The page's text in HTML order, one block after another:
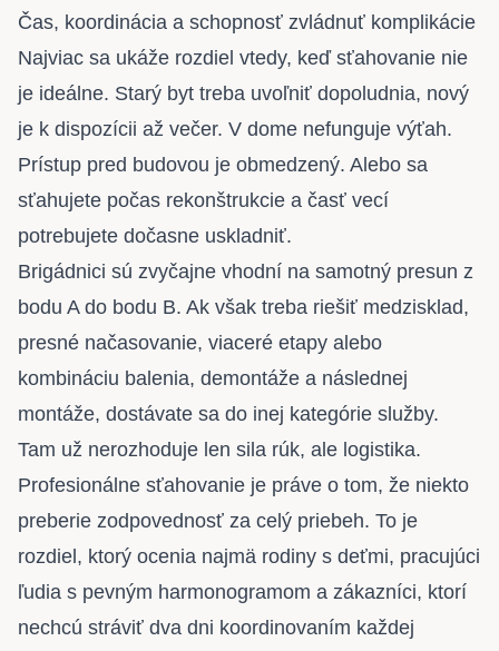
Čas, koordinácia a schopnosť zvládnuť komplikácie
Najviac sa ukáže rozdiel vtedy, keď sťahovanie nie
je ideálne. Starý byt treba uvoľniť dopoludnia, nový
je k dispozícii až večer. V dome nefunguje výťah.
Prístup pred budovou je obmedzený. Alebo sa
sťahujete počas rekonštrukcie a časť vecí
potrebujete dočasne uskladniť.
Brigádnici sú zvyčajne vhodní na samotný presun z
bodu A do bodu B. Ak však treba riešiť medzisklad,
presné načasovanie, viaceré etapy alebo
kombináciu balenia, demontáže a následnej
montáže, dostávate sa do inej kategórie služby.
Tam už nerozhoduje len sila rúk, ale logistika.
Profesionálne sťahovanie je práve o tom, že niekto
preberie zodpovednosť za celý priebeh. To je
rozdiel, ktorý ocenia najmä rodiny s deťmi, pracujúci
ľudia s pevným harmonogramom a zákazníci, ktorí
nechcú stráviť dva dni koordinovaním každej